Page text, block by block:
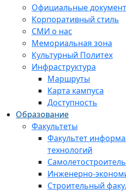
Официальные
Корпоративный стиль
СМИ о нас
Мемориальная зона
Культурный Политех
Инфраструктура
Маршруты
Карта кампуса
Доступность
Образование
Факультеты
Факультет
технологий
Инженерно-
Строительный